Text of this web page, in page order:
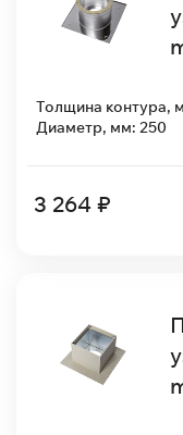
Толщина контура,
Диаметр, мм: 250
3 264 ₽